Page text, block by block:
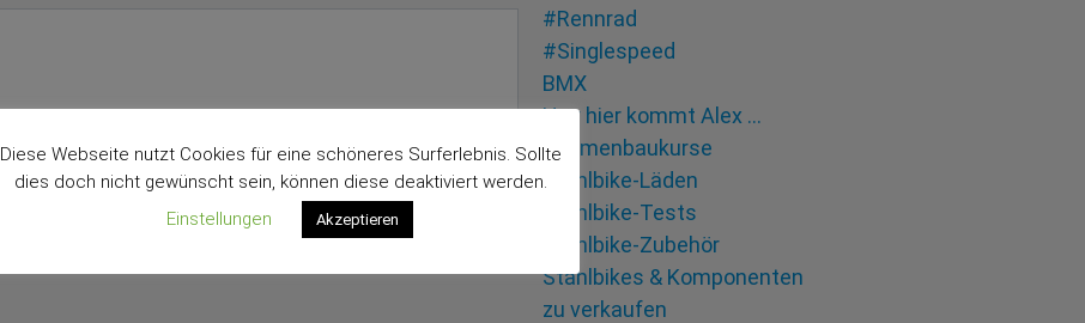
#Rennrad
#Singlespeed
BMX
Hey hier kommt Alex …
Rahmenbaukurse
Stahlbike-Läden
Stahlbike-Tests
Stahlbike-Zubehör
Stahlbikes & Komponenten
zu verkaufen
Diese Webseite nutzt Cookies für eine schöneres Surferlebnis. Sollte
dies doch nicht gewünscht sein, können diese deaktiviert werden.
Einstellungen
Akzeptieren